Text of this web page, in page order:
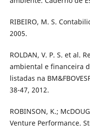
RIBEIRO, M. S.
2005.
ROLDAN, V. P. S. et al.
ambiental e financeira
listadas na
38-47, 2012.
ROBINSON, K.;
Venture Performance.